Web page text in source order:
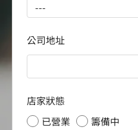
公司地址
店家狀態
已營業
籌備中